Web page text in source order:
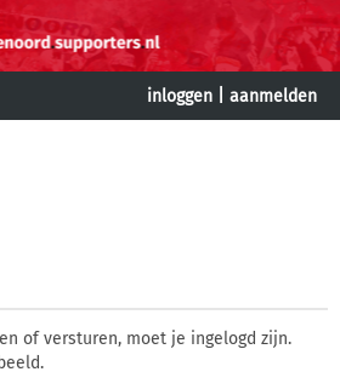
inloggen aanmelden
of versturen, moet je ingelogd zijn.